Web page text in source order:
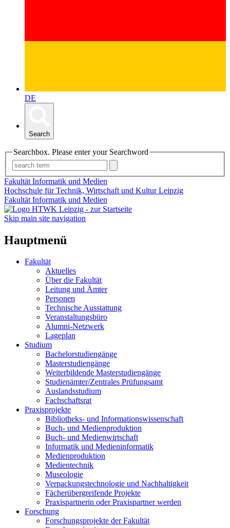
DE
Search
Searchbox. Please enter your Searchword
Fakultät Informatik und Medien
Hochschule für Technik, Wirtschaft und Kultur Leipzig
Fakultät Informatik und Medien
Skip main site navigation
Hauptmenü
Fakultät
Aktuelles
Über die Fakultät
Leitung und Ämter
Personen
Technische Ausstattung
Veranstaltungsbüro
Alumni-Netzwerk
Lageplan
Studium
Bachelorstudiengänge
Masterstudiengänge
Weiterbildende Masterstudiengänge
Studienämter/Zentrales Prüfungsamt
Auslandsstudium
Fachschaftsrat
Praxisprojekte
Bibliotheks- und Informationswissenschaft
Buch- und Medienproduktion
Buch- und Medienwirtschaft
Informatik und Medieninformatik
Medienproduktion
Medientechnik
Museologie
Verpackungstechnologie und Nachhaltigkeit
Fächerübergreifende Projekte
Praxispartnerin oder Praxispartner werden
Forschung
Forschungsprojekte der Fakultät